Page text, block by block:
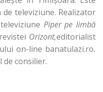
televiziune. Realizator
Piper pe limbă
Orizont,editorialist
on-line banatulazi.ro.
de consilier.